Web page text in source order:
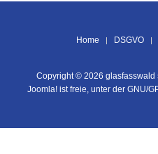
Home DSGVO
Copyright © 2026 glasfasswald
Joomla! ist freie, unter der GNU/